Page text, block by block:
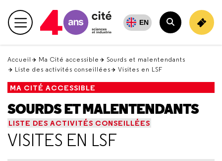
en
haut Menu principal EN
Rechercher
Accueil Ma Cité accessible
Sourds et malentendants
Liste des activités conseillées
Visites en LSF
MA CITÉ ACCESSIBLE
SOURDS ET MALENTENDANTS
LISTE DES ACTIVITÉS CONSEILLÉES
VISITES EN LSF